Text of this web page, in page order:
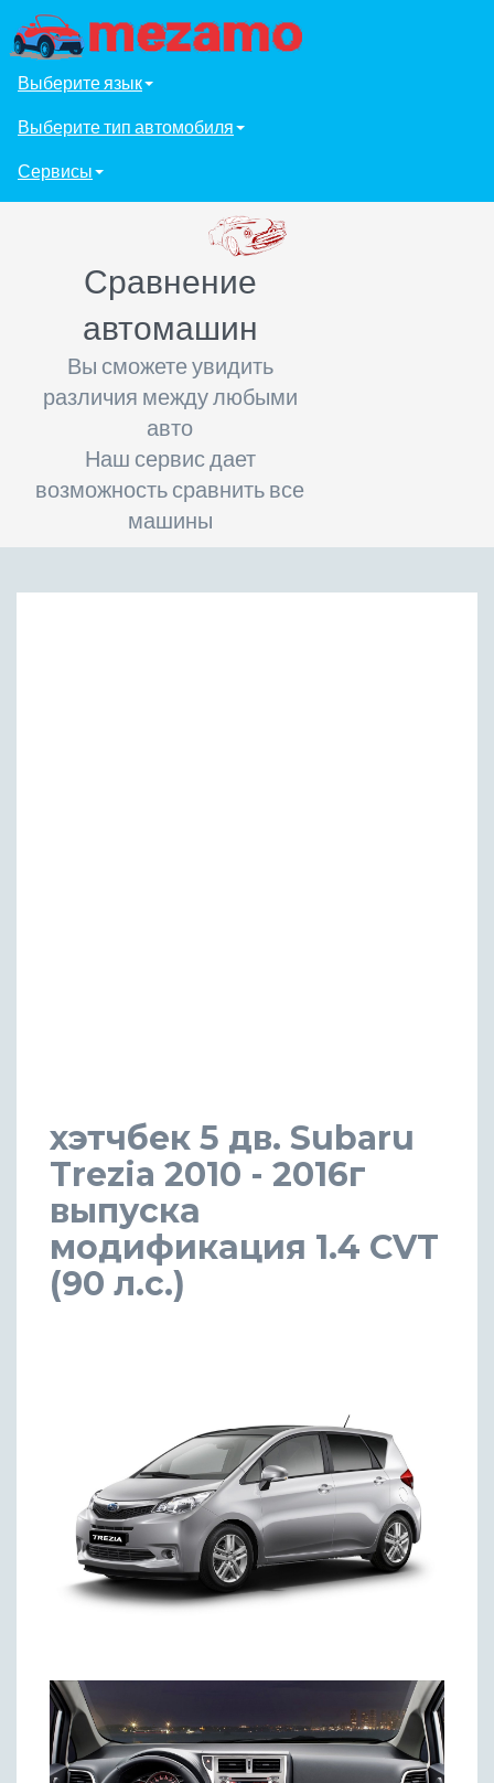
Выберите язык
Выберите тип автомобиля
Сервисы
Сравнение
автомашин
Вы сможете увидить
различия между любыми
авто
Наш сервис дает
возможность сравнить все
машины
хэтчбек 5 дв. Subaru
Trezia 2010 - 2016г
выпуска
модификация 1.4 CVT
(90 л.с.)